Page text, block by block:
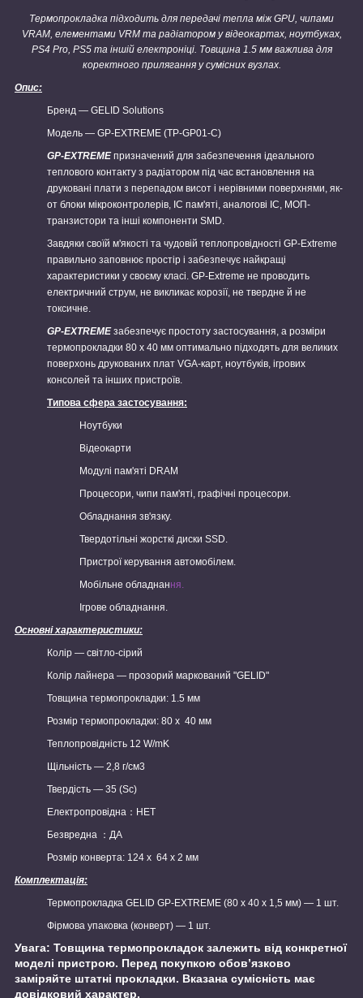
Термопрокладка підходить для передачі тепла між GPU, чипами
VRAM, елементами VRM та радіатором у відеокартах, ноутбуках,
PS4 Pro, PS5 та іншій електроніці. Товщина 1.5 мм важлива для
коректного прилягання у сумісних вузлах.
Опис:
Бренд — GELID Solutions
Модель — GP-EXTREME (TP-GP01-C)
GP-EXTREMEпризначений для забезпечення ідеального
теплового контакту з радіатором під час встановлення на
друковані плати з перепадом висот і нерівними поверхнями, як-
от блоки мікроконтролерів, ІС пам'яті, аналогові ІС, МОП-
транзистори та інші компоненти SMD.
Завдяки своїй м'якості та чудовій теплопровідності GP-Extreme
правильно заповнює простір і забезпечує найкращі
характеристики у своєму класі. GP-Extreme не проводить
електричний струм, не викликає корозії, не твердне й не
токсичне.
GP-EXTREMEзабезпечує простоту застосування, а розміри
термопрокладки 80 x 40 мм оптимально підходять для великих
поверхонь друкованих плат VGA-карт, ноутбуків, ігрових
консолей та інших пристроїв.
Типова сфера застосування:
Ноутбуки
Відеокарти
Модулі пам'яті DRAM
Процесори, чипи пам'яті, графічні процесори.
Обладнання зв'язку.
Твердотільні жорсткі диски SSD.
Пристрої керування автомобілем.
Мобільне обладнання.
Ігрове обладнання.
Основні характеристики:
Колір — світло-сірий
Колір лайнера — прозорий маркований "GELID"
Товщина термопрокладки: 1.5 мм
Розмір термопрокладки: 80 х 40 мм
Теплопровідність 12 W/mK
Щільність — 2,8 г/см3
Твердість — 35 (Sc)
Електропровідна：НЕТ
Безвредна ：ДА
Розмір конверта: 124 х 64 х 2 мм
Комплектація:
Термопрокладка GELID GP-EXTREME (80 х 40 х 1,5 мм) — 1 шт.
Фірмова упаковка (конверт) — 1 шт.
Увага: Товщина термопрокладок залежить від конкретної
моделі пристрою. Перед покупкою обов’язково
заміряйте штатні прокладки. Вказана сумісність має
довідковий характер.